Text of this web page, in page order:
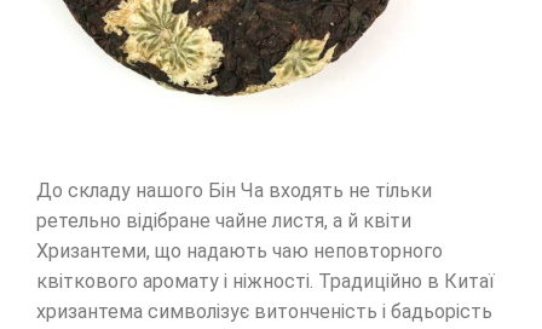
До складу нашого Бін Ча входять не тільки
ретельно відібране чайне листя, а й квіти
Хризантеми, що надають чаю неповторного
квіткового аромату і ніжності. Традиційно в Китаї
хризантема символізує витонченість і бадьорість